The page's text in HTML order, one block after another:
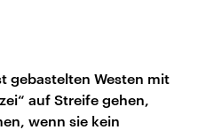
gebastelten Westen mit
auf Streife gehen,
wenn sie kein